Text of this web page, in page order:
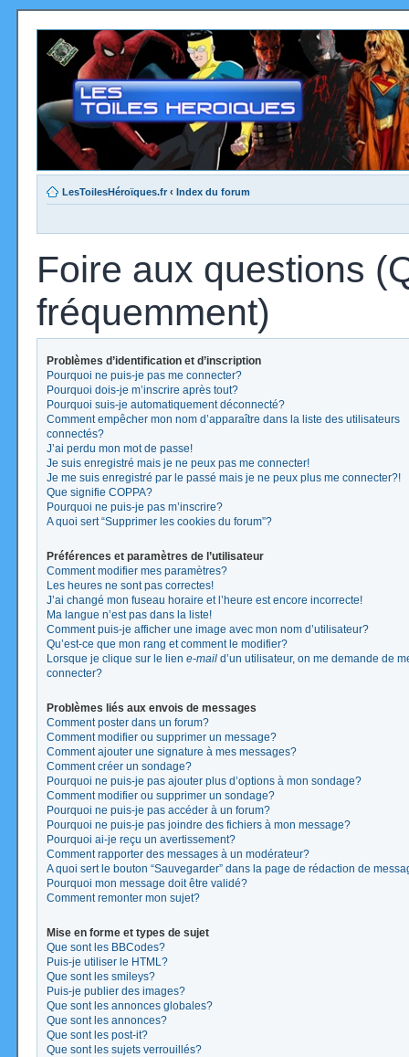
LesToilesHéroïques.fr ‹ Index du forum
Foire aux questions
fréquemment)
Problèmes d’identification et d’inscription
Pourquoi ne puis-je pas me connecter?
Pourquoi dois-je m’inscrire après tout?
Pourquoi suis-je automatiquement déconnecté?
Comment empêcher mon nom d’apparaître dans la liste des utilisateurs
connectés?
J’ai perdu mon mot de passe!
Je suis enregistré mais je ne peux pas me connecter!
Je me suis enregistré par le passé mais je ne peux plus me connecter?!
Que signifie COPPA?
Pourquoi ne puis-je pas m’inscrire?
A quoi sert “Supprimer les cookies du forum”?
Préférences et paramètres de l’utilisateur
Comment modifier mes paramètres?
Les heures ne sont pas correctes!
J’ai changé mon fuseau horaire et l’heure est encore incorrecte!
Ma langue n’est pas dans la liste!
Comment puis-je afficher une image avec mon nom d’utilisateur?
Qu’est-ce que mon rang et comment le modifier?
Lorsque je clique sur le lien e-mail d’un utilisateur, on me demande de
connecter?
Problèmes liés aux envois de messages
Comment poster dans un forum?
Comment modifier ou supprimer un message?
Comment ajouter une signature à mes messages?
Comment créer un sondage?
Pourquoi ne puis-je pas ajouter plus d’options à mon sondage?
Comment modifier ou supprimer un sondage?
Pourquoi ne puis-je pas accéder à un forum?
Pourquoi ne puis-je pas joindre des fichiers à mon message?
Pourquoi ai-je reçu un avertissement?
Comment rapporter des messages à un modérateur?
A quoi sert le bouton “Sauvegarder” dans la page de rédaction de
Pourquoi mon message doit être validé?
Comment remonter mon sujet?
Mise en forme et types de sujet
Que sont les BBCodes?
Puis-je utiliser le HTML?
Que sont les smileys?
Puis-je publier des images?
Que sont les annonces globales?
Que sont les annonces?
Que sont les post-it?
Que sont les sujets verrouillés?